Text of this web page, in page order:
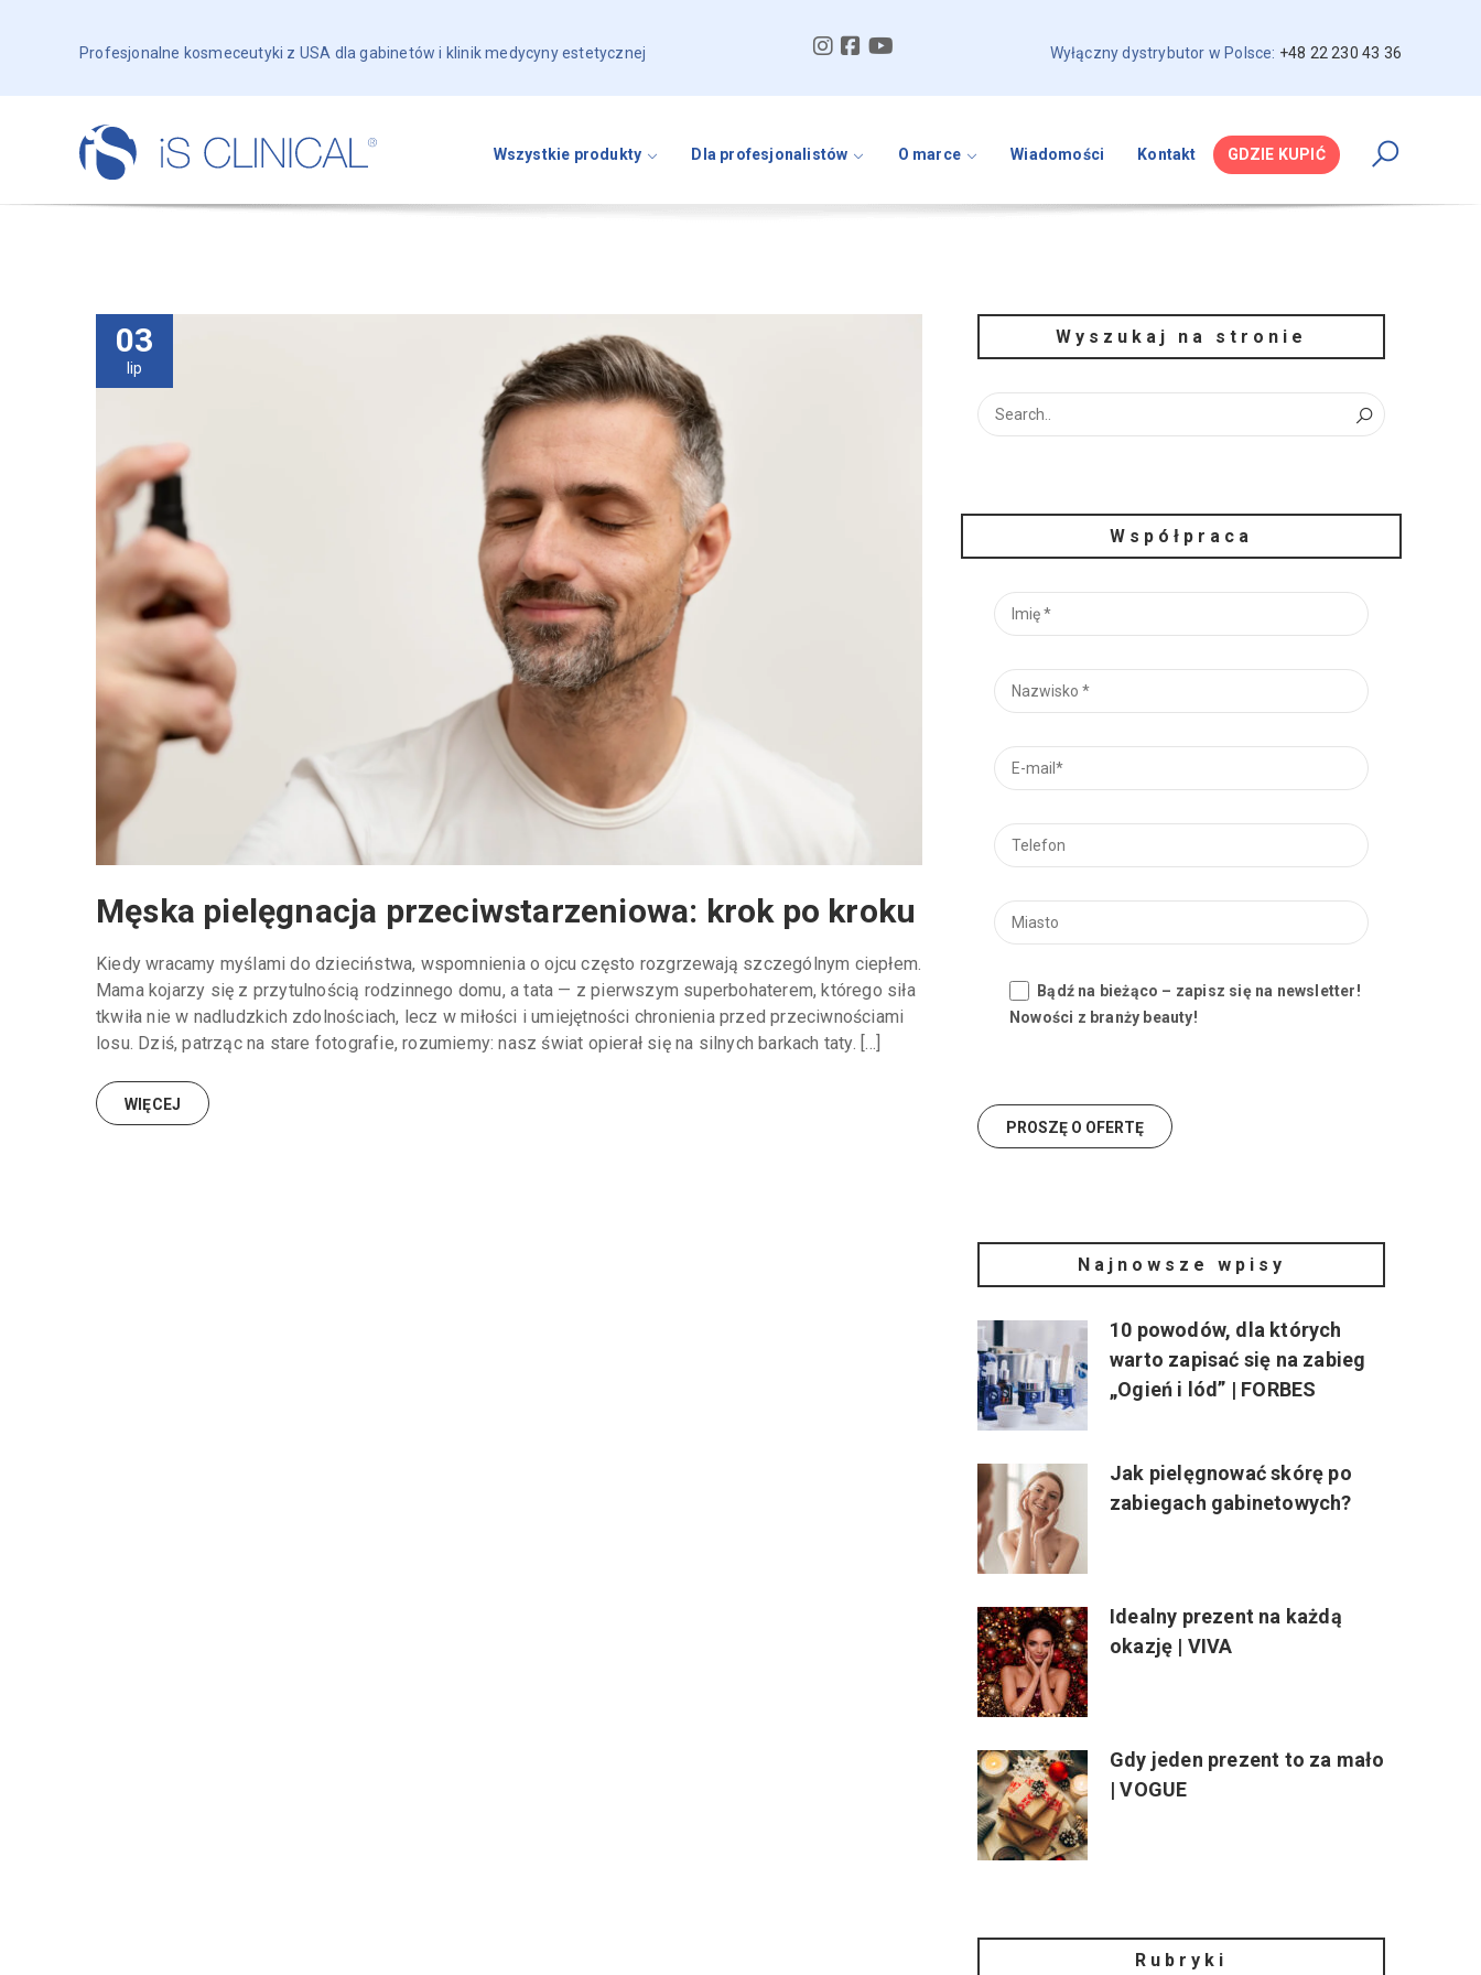
Profesjonalne kosmeceutyki z USA dla gabinetów i klinik medycyny estetycznej Wyłączny dystrybutor w Polsce: +48 22 230 43 36
Wszystkie produkty Dla profesjonalistów O marce Wiadomości Kontakt GDZIE KUPIĆ
03
lip
Męska pielęgnacja przeciwstarzeniowa: krok po kroku
Kiedy wracamy myślami do dzieciństwa, wspomnienia o ojcu często rozgrzewają szczególnym ciepłem.
Mama kojarzy się z przytulnością rodzinnego domu, a tata — z pierwszym superbohaterem, którego siła
tkwiła nie w nadludzkich zdolnościach, lecz w miłości i umiejętności chronienia przed przeciwnościami
losu. Dziś, patrząc na stare fotografie, rozumiemy: nasz świat opierał się na silnych barkach taty. […]
WIĘCEJ
Wyszukaj na stronie
Współpraca
Bądź na bieżąco – zapisz się na newsletter!
Nowości z branży beauty!
Najnowsze wpisy
10 powodów, dla których
warto zapisać się na zabieg
„Ogień i lód” | FORBES
Jak pielęgnować skórę po
zabiegach gabinetowych?
Idealny prezent na każdą
okazję | VIVA
Gdy jeden prezent to za mało
| VOGUE
Rubryki